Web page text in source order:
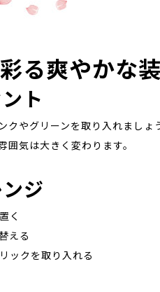
る爽やかな
ト
クやグリーンを取り入れまし
気は大きく変わります。
ジ
く
える
ックを取り入れる